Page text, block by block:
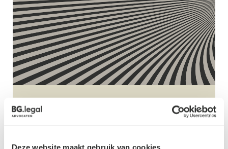
Deze website maakt gebruik van cookies
Naam